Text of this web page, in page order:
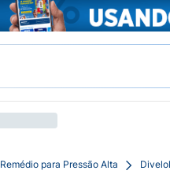
Remédio para Pressão Alta